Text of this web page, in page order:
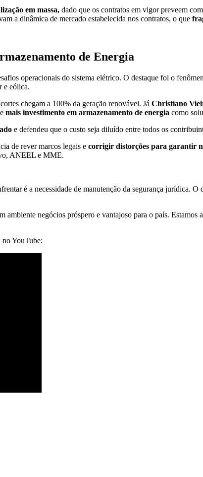
em massa, dado que os contratos em vigor preveem
a dinâmica de mercado estabelecida nos contratos, o que
de Energia
operacionais do sistema elétrico. O destaque foi o
e eólica.
chegam a 100% da geração renovável. Já Christiano
mais investimento em armazenamento de energia como
e defendeu que o custo seja diluído entre todos os
de rever marcos legais e corrigir distorções para garantir
ANEEL e MME.
é a necessidade de manutenção da segurança jurídica.
negócios próspero e vantajoso para o país.
no YouTube: